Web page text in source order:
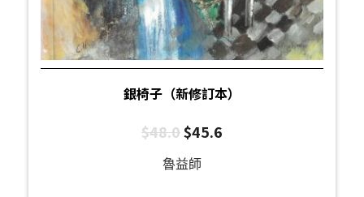
銀椅子（新修訂本）
$48.0$45.6
魯益師